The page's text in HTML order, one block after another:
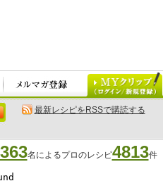
最新レシピをRSSで購読する
363名によるプロのレシピ4813件